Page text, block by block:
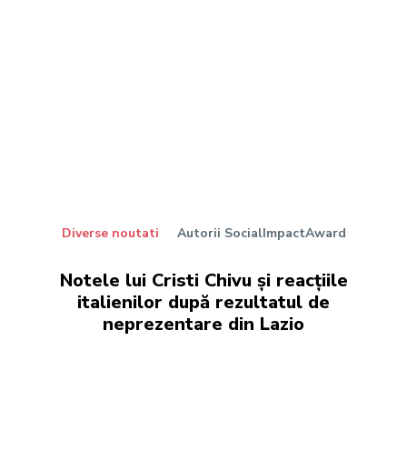
Diverse noutati Autorii SocialImpactAward
Notele lui Cristi Chivu și reacțiile
italienilor după rezultatul de
neprezentare din Lazio